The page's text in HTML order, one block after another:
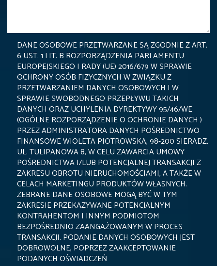
DANE OSOBOWE PRZETWARZANE SĄ ZGODNIE Z ART.
6 UST. 1 LIT. B ROZPORZĄDZENIA PARLAMENTU
EUROPEJSKIEGO I RADY (UE) 2016/679 W SPRAWIE
OCHRONY OSÓB FIZYCZNYCH W ZWIĄZKU Z
PRZETWARZANIEM DANYCH OSOBOWYCH I W
SPRAWIE SWOBODNEGO PRZEPŁYWU TAKICH
DANYCH ORAZ UCHYLENIA DYREKTYWY 95/46/WE
(OGÓLNE ROZPORZĄDZENIE O OCHRONIE DANYCH )
PRZEZ ADMINISTRATORA DANYCH POŚREDNICTWO
FINANSOWE WIOLETA PIOTROWSKA, 98-200 SIERADZ,
UL. TULIPANOWA 8, W CELU ZAWARCIA UMOWY
POŚREDNICTWA I/LUB POTENCJALNEJ TRANSAKCJI Z
ZAKRESU OBROTU NIERUCHOMOŚCIAMI, A TAKŻE W
CELACH MARKETINGU PRODUKTÓW WŁASNYCH.
ZEBRANE DANE OSOBOWE MOGĄ BYĆ W TYM
ZAKRESIE PRZEKAZYWANE POTENCJALNYM
KONTRAHENTOM I INNYM PODMIOTOM
BEZPOŚREDNIO ZAANGAŻOWANYM W PROCES
TRANSAKCJI. PODANIE DANYCH OSOBOWYCH JEST
DOBROWOLNE, POPRZEZ ZAAKCEPTOWANIE
PODANYCH OŚWIADCZEŃ